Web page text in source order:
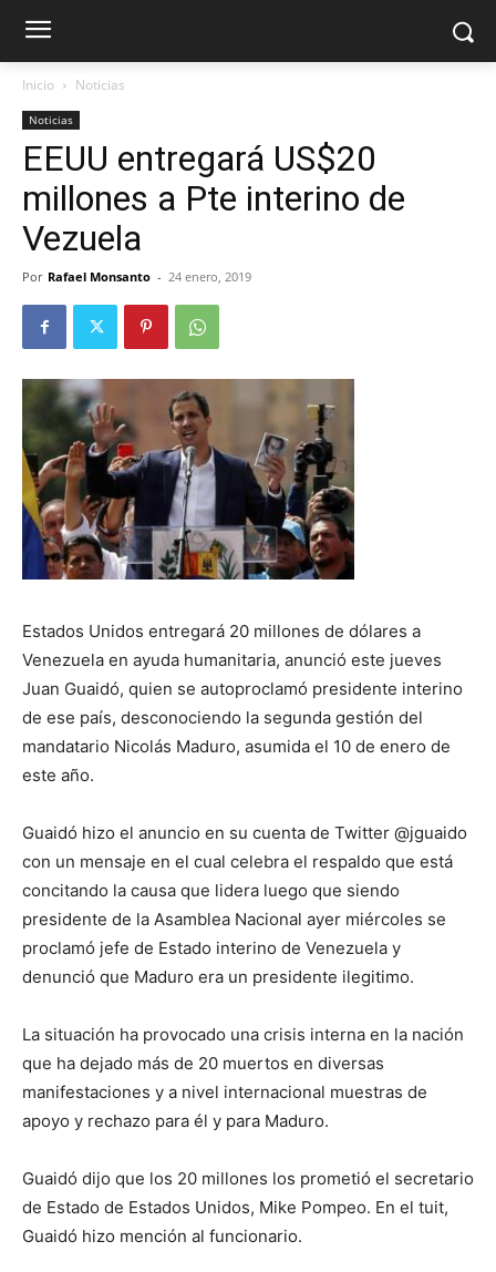
Inicio Noticias
Noticias
EEUU entregará US$20
millones a Pte interino de
Vezuela
Por Rafael Monsanto - 24 enero, 2019
Estados Unidos entregará 20 millones de dólares a
Venezuela en ayuda humanitaria, anunció este jueves
Juan Guaidó, quien se autoproclamó presidente interino
de ese país, desconociendo la segunda gestión del
mandatario Nicolás Maduro, asumida el 10 de enero de
este año.
Guaidó hizo el anuncio en su cuenta de Twitter @jguaido
con un mensaje en el cual celebra el respaldo que está
concitando la causa que lidera luego que siendo
presidente de la Asamblea Nacional ayer miércoles se
proclamó jefe de Estado interino de Venezuela y
denunció que Maduro era un presidente ilegitimo.
La situación ha provocado una crisis interna en la nación
que ha dejado más de 20 muertos en diversas
manifestaciones y a nivel internacional muestras de
apoyo y rechazo para él y para Maduro.
Guaidó dijo que los 20 millones los prometió el secretario
de Estado de Estados Unidos, Mike Pompeo. En el tuit,
Guaidó hizo mención al funcionario.